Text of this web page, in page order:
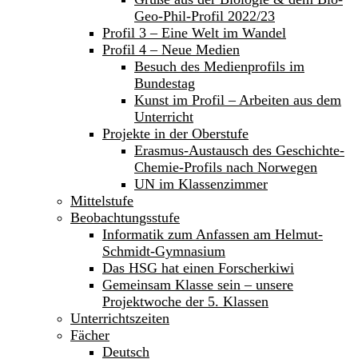
Geo-Phil-Profil 2022/23
Profil 3 – Eine Welt im Wandel
Profil 4 – Neue Medien
Besuch des Medienprofils im
Bundestag
Kunst im Profil – Arbeiten aus dem
Unterricht
Projekte in der Oberstufe
Erasmus-Austausch des Geschichte-
Chemie-Profils nach Norwegen
UN im Klassenzimmer
Mittelstufe
Beobachtungsstufe
Informatik zum Anfassen am Helmut-
Schmidt-Gymnasium
Das HSG hat einen Forscherkiwi
Gemeinsam Klasse sein – unsere
Projektwoche der 5. Klassen
Unterrichtszeiten
Fächer
Deutsch